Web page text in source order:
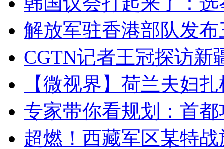
解放军驻香港部队发
CGTN记者王冠探访新
【微视界】荷兰夫妇
专家带你看规划：首
超燃！西藏军区某特